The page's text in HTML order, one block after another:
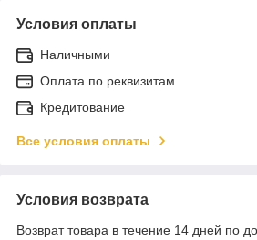
Условия оплаты
Наличными
Оплата по реквизитам
Кредитование
Все условия оплаты
Условия возврата
Возврат товара в течение 14 дней по